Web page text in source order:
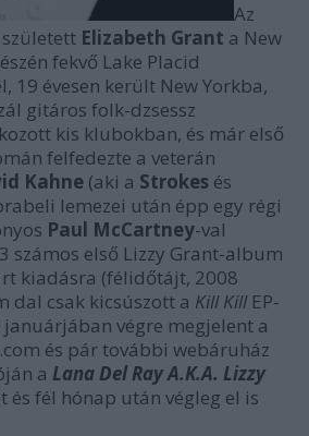
Az
Elizabeth Grant a New
fekvő Lake Placid
19 évesen került New Yorkba,
gitáros folk-dzsessz
kis klubokban, és már első
felfedezte a veterán
Kahne (aki a Strokes és
lemezei után épp egy régi
Paul McCartney-val
számos első Lizzy Grant-album
kiadásra (félidőtájt, 2008
dal csak kicsúszott a Kill Kill EP-
januárjában végre megjelent a
és pár további webáruház
a Lana Del Ray A.K.A. Lizzy
és fél hónap után végleg el is